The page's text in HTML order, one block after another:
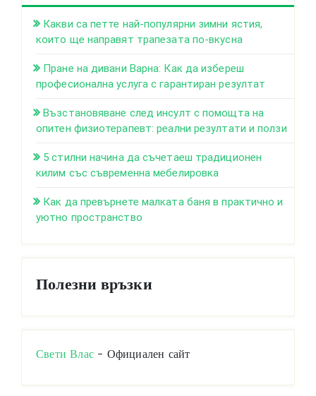
Какви са петте най-популярни зимни ястия,
които ще направят трапезата по-вкусна
Пране на дивани Варна: Как да избереш
професионална услуга с гарантиран резултат
Възстановяване след инсулт с помощта на
опитен физиотерапевт: реални резултати и ползи
5 стилни начина да съчетаеш традиционен
килим със съвременна мебелировка
Как да превърнете малката баня в практично и
уютно пространство
Полезни връзки
Свети Влас - Официален сайт